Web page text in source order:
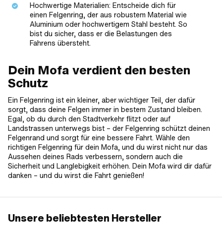
Hochwertige Materialien: Entscheide dich für
einen Felgenring, der aus robustem Material wie
Aluminium oder hochwertigem Stahl besteht. So
bist du sicher, dass er die Belastungen des
Fahrens übersteht.
Dein Mofa verdient den besten
Schutz
Ein Felgenring ist ein kleiner, aber wichtiger Teil, der dafür
sorgt, dass deine Felgen immer in bestem Zustand bleiben.
Egal, ob du durch den Stadtverkehr flitzt oder auf
Landstrassen unterwegs bist – der Felgenring schützt deinen
Felgenrand und sorgt für eine bessere Fahrt. Wähle den
richtigen Felgenring für dein Mofa, und du wirst nicht nur das
Aussehen deines Rads verbessern, sondern auch die
Sicherheit und Langlebigkeit erhöhen. Dein Mofa wird dir dafür
danken – und du wirst die Fahrt genießen!
Unsere beliebtesten Hersteller